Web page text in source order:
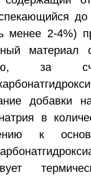
до
менее 2-4%)
материал
за
добавки
в
к